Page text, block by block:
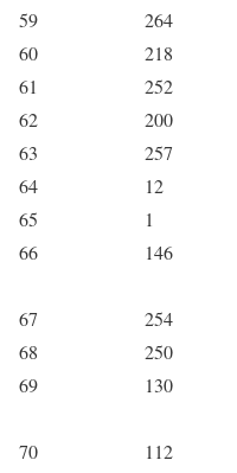
59
264
60
218
61
252
62
200
63
257
64
12
65
1
66
146
67
254
68
250
69
130
70
112